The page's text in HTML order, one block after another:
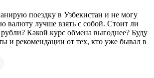
поездку в Узбекистан и не могу
валюту лучше взять с собой. Стоит ли
Какой курс обмена выгоднее? Буду
и рекомендации от тех, кто уже бывал в